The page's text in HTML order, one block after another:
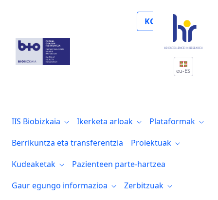
KOLABORATU
eu-ES
IIS Biobizkaia Ikerketa arloak
Plataformak
Berrikuntza eta transferentzia
Proiektuak
Kudeaketak
Pazienteen parte-hartzea
Gaur egungo informazioa
Zerbitzuak